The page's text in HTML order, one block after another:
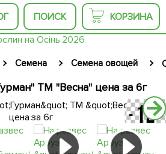
ПОИСК КОРЗИНА
Семена Семена овощей
ТМ "Весна" цена за 6г